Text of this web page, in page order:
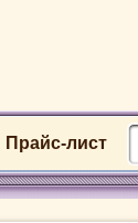
Прайс-лист